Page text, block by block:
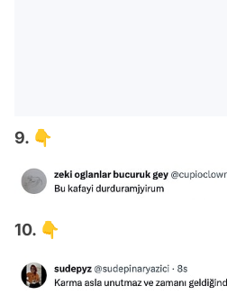
9. 👇
10. 👇